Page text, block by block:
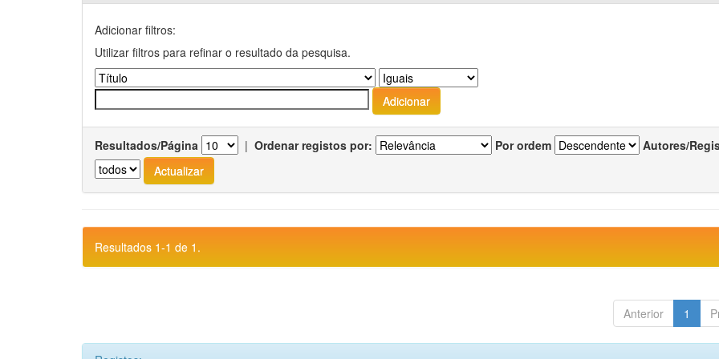
Adicionar filtros:
Utilizar filtros para refinar o resultado da pesquisa.
Resultados/Página | Ordenar registos por: Por ordem Autores/
Resultados 1-1 de 1.
Anterior 1